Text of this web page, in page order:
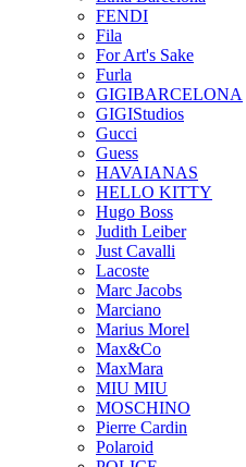
FENDI
Fila
For Art's Sake
Furla
GIGIBARCELONA
GIGIStudios
Gucci
Guess
HAVAIANAS
HELLO KITTY
Hugo Boss
Judith Leiber
Just Cavalli
Lacoste
Marc Jacobs
Marciano
Marius Morel
Max&Co
MaxMara
MIU MIU
MOSCHINO
Pierre Cardin
Polaroid